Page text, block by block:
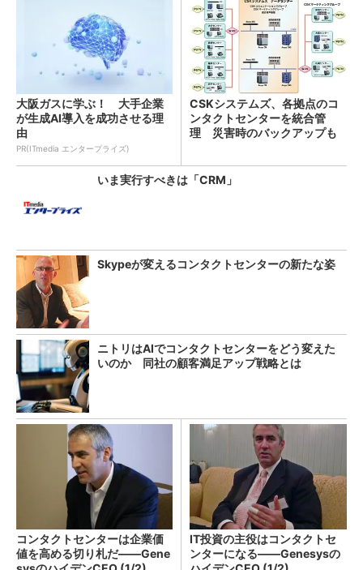
大阪ガスに学ぶ！ 大手企業
が生成AI導入を成功させる理
由
PR(ITmedia エンタープライズ)
CSKシステムズ、各拠点のコ
ンタクトセンターを統合管
理 災害時のバックアップも
いま実行すべきは「CRM」
Skypeが変えるコンタクトセンターの新たな姿
ニトリはAIでコンタクトセンターをどう変えた
いのか 同社の顧客満足アップ戦略とは
コンタクトセンターは企業価
値を高める切り札だ――Gene
IT投資の主役はコンタクトセ
ンターになる――Genesysの